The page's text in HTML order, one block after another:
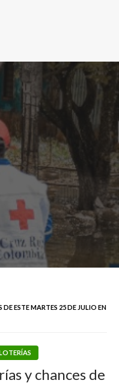
ESTE MARTES 25 DE JULIO EN
y chances de